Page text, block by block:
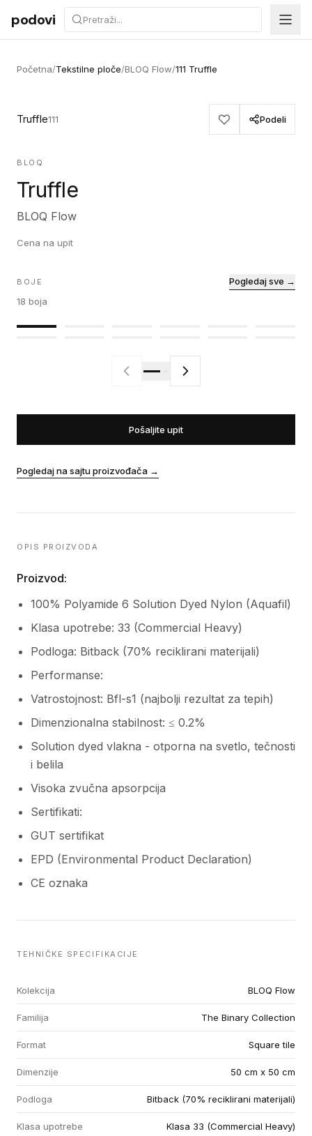
Preskoči na sadržaj
podovi
Početna/Tekstilne ploče/BLOQ Flow/111 Truffle
Truffle111 Podeli
BLOQ
Truffle
BLOQ Flow
Cena na upit
BOJE
18 boja
Pogledaj sve →
Pošaljite upit
Pogledaj na sajtu proizvođača →
OPIS PROIZVODA
Proizvod:
100% Polyamide 6 Solution Dyed Nylon (Aquafil)
Klasa upotrebe: 33 (Commercial Heavy)
Podloga: Bitback (70% reciklirani materijali)
Performanse:
Vatrostojnost: Bfl-s1 (najbolji rezultat za tepih)
Dimenzionalna stabilnost: ≤ 0.2%
Solution dyed vlakna - otporna na svetlo, tečnosti
i belila
Visoka zvučna apsorpcija
Sertifikati:
GUT sertifikat
EPD (Environmental Product Declaration)
CE oznaka
TEHNIČKE SPECIFIKACIJE
Kolekcija BLOQ Flow
Familija The Binary Collection
Format Square tile
Dimenzije 50 cm x 50 cm
Podloga Bitback (70% reciklirani materijali)
Klasa upotrebe Klasa 33 (Commercial Heavy)